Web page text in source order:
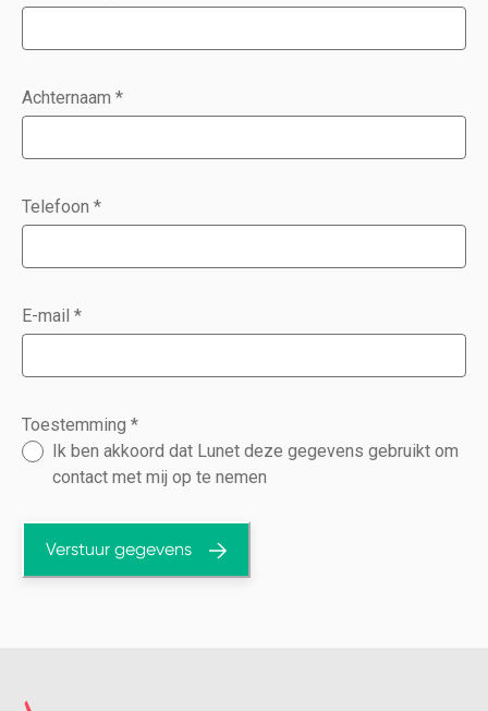
Achternaam *
Telefoon *
E-mail *
Toestemming *
Ik ben akkoord dat Lunet deze gegevens gebruikt om
contact met mij op te nemen
Verstuur gegevens